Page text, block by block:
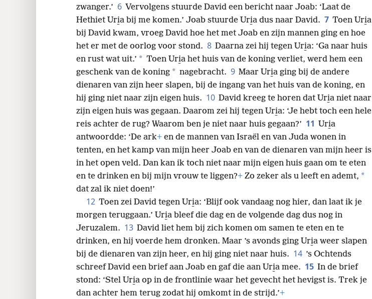
zwanger.’ 6 Vervolgens stuurde David een bericht naar Joab: ‘Laat de
Hethiet Uri̱a bij me komen.’ Joab stuurde Uri̱a dus naar David. 7 Toen Uri̱a
bij David kwam, vroeg David hoe het met Joab en zijn mannen ging en hoe
het er met de oorlog voor stond. 8 Daarna zei hij tegen Uri̱a: ‘Ga naar huis
en rust wat uit.’ * Toen Uri̱a het huis van de koning verliet, werd hem een
geschenk van de koning * nagebracht. 9 Maar Uri̱a ging bij de andere
dienaren van zijn heer slapen, bij de ingang van het huis van de koning, en
hij ging niet naar zijn eigen huis. 10 David kreeg te horen dat Uri̱a niet naar
zijn eigen huis was gegaan. Daarom zei hij tegen Uri̱a: ‘Je hebt toch een hele
reis achter de rug? Waarom ben je niet naar huis gegaan?’ 11 Uri̱a
antwoordde: ‘De ark+ en de mannen van Israël en van Juda wonen in
tenten, en het kamp van mijn heer Joab en van de dienaren van mijn heer is
in het open veld. Dan kan ik toch niet naar mijn eigen huis gaan om te eten
en te drinken en bij mijn vrouw te liggen?+ Zo zeker als u leeft en ademt, *
dat zal ik niet doen!’
12 Toen zei David tegen Uri̱a: ‘Blijf ook vandaag nog hier, dan laat ik je
morgen teruggaan.’ Uri̱a bleef die dag en de volgende dag dus nog in
Jeruzalem. 13 David liet hem bij zich komen om samen te eten en te
drinken, en hij voerde hem dronken. Maar ’s avonds ging Uri̱a weer slapen
bij de dienaren van zijn heer, en hij ging niet naar huis. 14 ’s Ochtends
schreef David een brief aan Joab en gaf die aan Uri̱a mee. 15 In de brief
stond: ‘Stel Uri̱a op in de frontlinie waar het gevecht het hevigst is. Trek je
dan achter hem terug zodat hij omkomt in de strijd.’+